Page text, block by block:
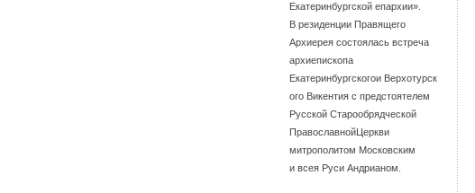
Екатеринбургской епархии».
В резиденции Правящего
Архиерея состоялась встреча
архиепископа
Екатеринбургскогои Верхотурск
ого Викентия с предстоятелем
Русской Старообрядческой
ПравославнойЦеркви
митрополитом Московским
и всея Руси Андрианом.